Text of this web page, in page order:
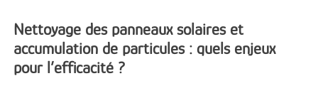
Nettoyage des panneaux solaires et
accumulation de particules : quels enjeux
pour l’efficacité ?